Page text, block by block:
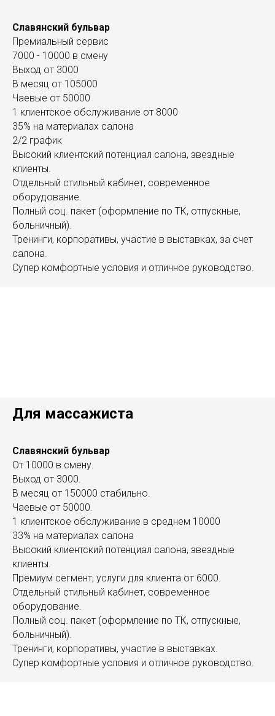
Славянский бульвар
Премиальный сервис
7000 - 10000 в смену
Выход от 3000
В месяц от 105000
Чаевые от 50000
1 клиентское обслуживание от 8000
35% на материалах салона
2/2 график
Высокий клиентский потенциал салона, звездные
клиенты.
Отдельный стильный кабинет, современное
оборудование.
Полный соц. пакет (оформление по ТК, отпускные,
больничный).
Тренинги, корпоративы, участие в выставках, за счет
салона.
Супер комфортные условия и отличное руководство.
Для массажиста
Славянский бульвар
От 10000 в смену.
Выход от 3000.
В месяц от 150000 стабильно.
Чаевые от 50000.
1 клиентское обслуживание в среднем 10000
33% на материалах салона
Высокий клиентский потенциал салона, звездные
клиенты.
Премиум сегмент, услуги для клиента от 6000.
Отдельный стильный кабинет, современное
оборудование.
Полный соц. пакет (оформление по ТК, отпускные,
больничный).
Тренинги, корпоративы, участие в выставках.
Супер комфортные условия и отличное руководство.